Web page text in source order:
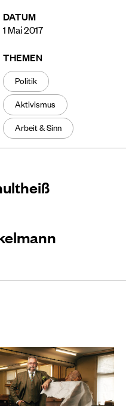
DATUM
1 Mai 2017
THEMEN
Politik
Aktivismus
Arbeit & Sinn